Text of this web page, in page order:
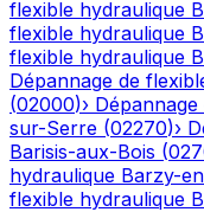
flexible hydraulique
flexible hydraulique
flexible hydraulique
Dépannage de
(02000)›
sur-Serre (02270)›
Barisis-aux-Bois (
hydraulique Barzy-
flexible hydraulique